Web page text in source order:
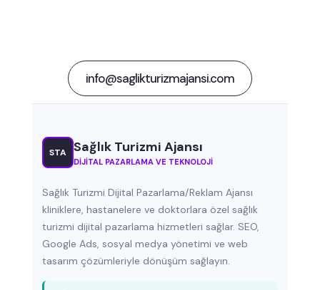
info@saglikturizmajansi.com
STA Sağlık Turizmi Ajansı
DIJITAL PAZARLAMA VE TEKNOLOJI
Sağlık Turizmi Dijital Pazarlama/Reklam Ajansı
kliniklere, hastanelere ve doktorlara özel sağlık
turizmi dijital pazarlama hizmetleri sağlar. SEO,
Google Ads, sosyal medya yönetimi ve web
tasarım çözümleriyle dönüşüm sağlayın.